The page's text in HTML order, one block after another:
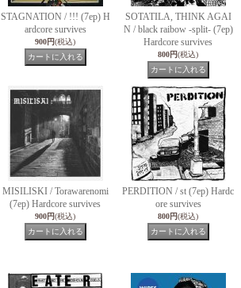
STAGNATION / !!! (7ep) H
ardcore survives
900円(税込)
SOTATILA, THINK AGAI
N / black raibow -split- (7ep)
Hardcore survives
800円(税込)
MISILISKI / Torawarenomi
(7ep) Hardcore survives
900円(税込)
PERDITION / st (7ep) Hardc
ore survives
800円(税込)